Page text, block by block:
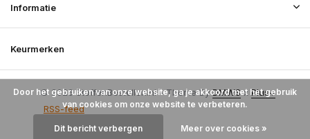
Informatie
Keurmerken
© 2026 StoffenBestellen.nl - Theme ByDMWSxPlus+
RSS-feed
Door het gebruiken van onze website, ga je akkoord met het gebruik
van cookies om onze website te verbeteren.
Dit bericht verbergen Meer over cookies »